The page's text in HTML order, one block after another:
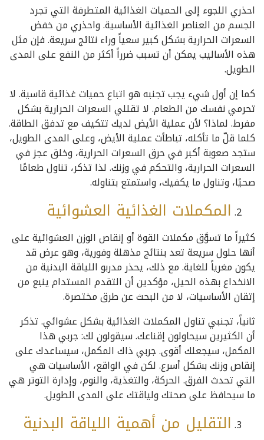
احذري اللجوء إلى الحميات الغذائية المتطرفة التي تجرد
الجسم من العناصر الغذائية الأساسية. واحذري من خفض
السعرات الحرارية بشكل كبير سعياً وراء نتائج سريعة. فإن مثل
هذه الأساليب يمكن أن تسبب ضرراً أكثر من النفع على المدى
الطويل.
كما إن أول شيء يجب تجنبه هو اتباع حميات غذائية قاسية. لا
تحرمي نفسك من الطعام. لا تقللي السعرات الحرارية بشكل
مفرط. لماذا؟ لأن عملية الأيض لديك تتكيف مع تدفق الطاقة.
كلما قلّ ما تأكله، تباطأت عملية الأيض، وعلى المدى الطويل،
ستجد صعوبة أكبر في حرق السعرات الحرارية، وخلق عجز في
السعرات الحرارية، والتحكم في وزنك. لذا تذكر، تناول طعامًا
صحيًا، وتناول ما يكفيك، واستمتع بتناوله.
المكملات الغذائية العشوائية
كثيراً ما تسوَّق مكملات القوة أو إنقاص الوزن العشوائية على
أنها حلول سريعة تعد بنتائج مذهلة وفورية، وهو عرض قد
يكون مغرياً للغاية. مع ذلك، يحذر مدربو اللياقة البدنية من
الانخداع بهذه الحيل، مؤكدين أن التقدم المستدام ينبع من
إتقان الأساسيات، لا من البحث عن طرق مختصرة.
ثانياً، تجنبي تناول المكملات الغذائية بشكل عشوائي. تذكر
أن الكثيرين سيحاولون إقناعك. سيقولون لك: جربي هذا
المكمل، سيجعلك أقوى. جربي ذاك المكمل، سيساعدك على
إنقاص وزنك بشكل أسرع. لكن في الواقع، الأساسيات هي
التي تحدث الفرق. الحركة، والتغذية، والنوم، وإدارة التوتر هي
ما سيحافظ على صحتك ولياقتك على المدى الطويل.
التقليل من أهمية اللياقة البدنية